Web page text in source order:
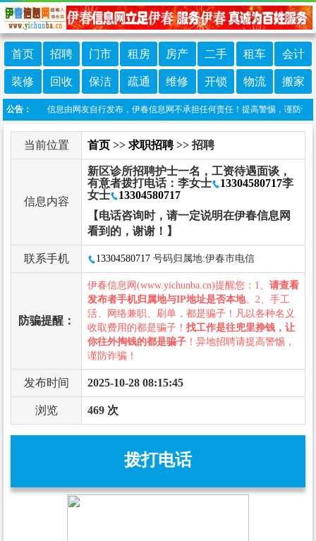
首页 招聘 门市 租房 房产 二手 租车 会计
装修 回收 保洁 疏通 维修 开锁 物流 搬家
公告：
：本栏目信息由网友自行发布，伊春信息网不承担任何责任！提高警惕，谨防诈骗
当前位置 首页 >> 求职招聘>> 招聘
信息内容
新区诊所招聘护士一名，工资待遇面谈，
有意者拨打电话：李女士
13304580717李
女士
13304580717
【电话咨询时，请一定说明在伊春信息网
看到的，谢谢！】
联系手机 13304580717 号码归属地:伊春市电信
防骗提醒：
伊春信息网(www.yichunba.cn)提醒您：1、 请查看
发布者手机归属地与IP地址是否本地。2、手工
活、网络兼职、刷单，都是骗子！凡以各种名义
收取费用的都是骗子！ 找工作是往兜里挣钱，让
你往外掏钱的都是骗子 ！异地招聘请提高警惕，
谨防诈骗！
发布时间 2025-10-28 08:15:45
浏览 469 次
拨打电话